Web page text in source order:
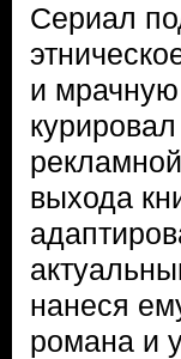
Сериал
и
выхода
нанеся
романа и